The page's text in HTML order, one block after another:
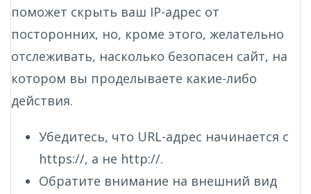
поможет скрыть ваш IP-адрес от
посторонних, но, кроме этого, желательно
отслеживать, насколько безопасен сайт, на
котором вы проделываете какие-либо
действия.
Убедитесь, что URL-адрес начинается с
https://, а не http://.
Обратите внимание на внешний вид